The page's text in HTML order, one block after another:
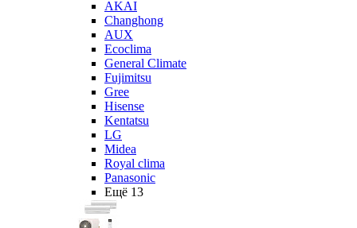
AKAI
Changhong
AUX
Ecoclima
General Climate
Fujimitsu
Gree
Hisense
Kentatsu
LG
Midea
Royal clima
Panasonic
Ещё 13